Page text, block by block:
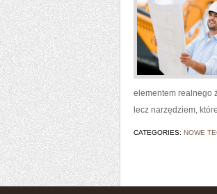
elementem realnego
lecz narzędziem,
CATEGORIES: NOWE